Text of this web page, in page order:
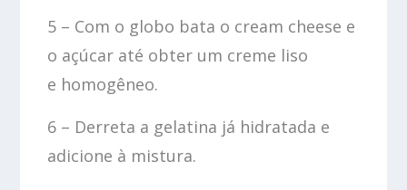
5 – Com o globo bata o cream cheese e
o açúcar até obter um creme liso
e homogêneo.
6 – Derreta a gelatina já hidratada e
adicione à mistura.